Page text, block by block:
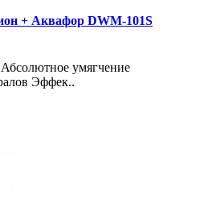
+ Аквафор DWM-101S
умягчение
Эффек..